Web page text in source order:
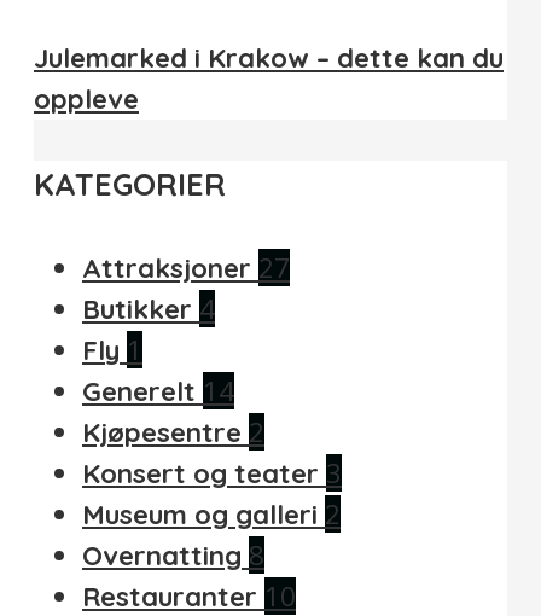
Julemarked i Krakow – dette kan du
oppleve
KATEGORIER
Attraksjoner 27
Butikker 4
Fly 1
Generelt 14
Kjøpesentre 2
Konsert og teater 3
Museum og galleri 2
Overnatting 8
Restauranter 10